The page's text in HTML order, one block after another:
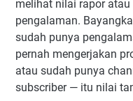
melihat nilai rapor
pengalaman.
sudah punya
pernah mengerjakan
atau sudah punya
subscriber — itu nilai